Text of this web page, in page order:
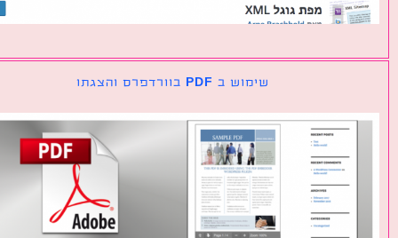
שימוש ב PDF בוורדפרס והצגתו